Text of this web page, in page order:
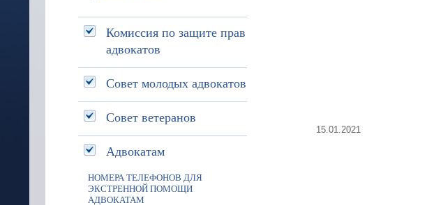
15.01.2021
Комиссия по защите прав
адвокатов
Совет молодых адвокатов
Совет ветеранов
Адвокатам
НОМЕРА ТЕЛЕФОНОВ ДЛЯ
ЭКСТРЕННОЙ ПОМОЩИ
АДВОКАТАМ